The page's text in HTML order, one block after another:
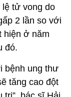
lệ tử vong do
2 lần so với
hiện ở năm
đó.
bệnh ung thư
tăng cao đột